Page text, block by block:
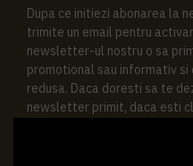
Dupa ce initiezi abonarea la
trimite un email pentru
newsletter-ul nostru o sa
promotional sau informativ si
redusa. Daca doresti sa te
newsletter primit, daca esti
speciala in contul tau in
contacta oricand pe email